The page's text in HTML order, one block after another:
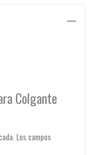
Colgante
Los campos